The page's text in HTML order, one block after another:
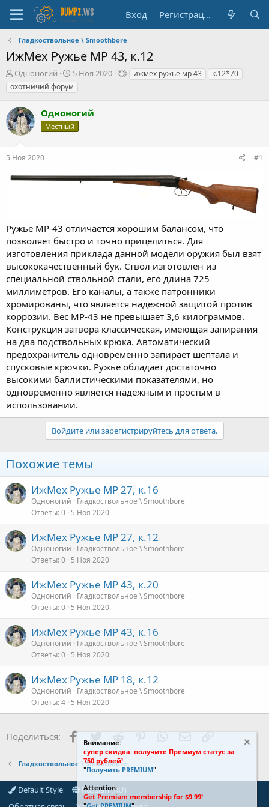
Вход Регистрация
Гладкоствольное \ Smoothbore
ИжМех Ружье МР 43, к.12
А
в
т
о
р
т
е
м
ы
Одноногий
Д
а
т
н
а
а
5 Ноя 2020
Тижмех ружье мр 43
к.12*70
охотничий форум
Одноногий
Местный
5 Ноя 2020 #1
Ружье МР-43 отличается хорошим балансом, что
позволяет быстро и точно прицелиться. Для
изготовления приклада данной модели оружия был взят
высококачественный бук. Ствол изготовлен из
специальной ствольной стали, его длина 725
миллиметров. Его каналы, а также патронники
хромированы, что является надежной защитой против
коррозии. Вес МР-43 не превышает 3,6 килограммов.
Конструкция затвора классическая, имеющая запирания
на два подствольных крюка. Автоматический
предохранитель одновременно запирает шептала и
спусковые крючки. Ружье обладает достаточно
высокими баллистическими показателями, но
одновременно является надежным и простым в
использовании.
Войдите или зарегистрируйтесь для ответа.
Похожие темы
ИжМех Ружье МР 27, к.16
Одноногий
Гладкоствольное \ Smoothbore
Ответы 0 5 Ноя 2020
ИжМех Ружье МР 27, к.12
Одноногий
Гладкоствольное \ Smoothbore
Ответы 0 5 Ноя 2020
ИжМех Ружье МР 43, к.20
Одноногий
Гладкоствольное \ Smoothbore
Ответы 0 5 Ноя 2020
ИжМех Ружье МР 43, к.16
Одноногий
Гладкоствольное \ Smoothbore
Ответы 0 5 Ноя 2020
ИжМех Ружье МР 18, к.12
Одноногий
Гладкоствольное \ Smoothbore
Ответы 4 5 Ноя 2020
Поделиться: Facebook
TwitterRedditPinterestWhatsAppЭлектронная
Ссылка
Гладкоствольное \ Smoothbore
Default Style
Russian (RU)
Внимание:
супер скидка: получите Премиум статус за
750 рублей!
"Получить PREMIUM"
Attention:
Get Premium membership for $9.99!